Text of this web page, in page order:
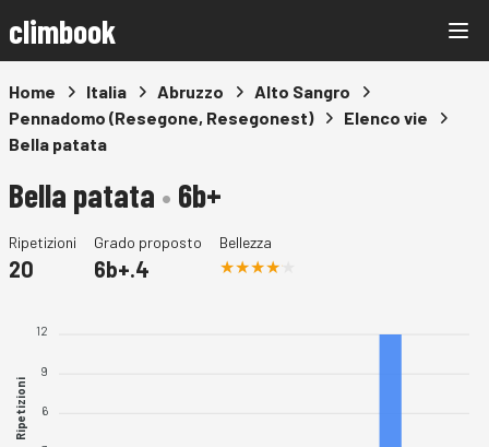
climbook
Home Italia Abruzzo
Alto Sangro
Pennadomo (Resegone, Resegonest)
Elenco vie
Bella patata
Bella patata • 6b+
Ripetizioni
20
Grado proposto
6b+.4
Bellezza
12
9
6
Ripetizioni